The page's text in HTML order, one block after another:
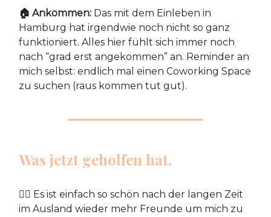
🏠 Ankommen: Das mit dem Einleben in
Hamburg hat irgendwie noch nicht so ganz
funktioniert. Alles hier fühlt sich immer noch
nach “grad erst angekommen” an. Reminder an
mich selbst: endlich mal einen Coworking Space
zu suchen (raus kommen tut gut).
Was jetzt geholfen hat.
👯‍♀️ Es ist einfach so schön nach der langen Zeit
im Ausland wieder mehr Freunde um mich zu